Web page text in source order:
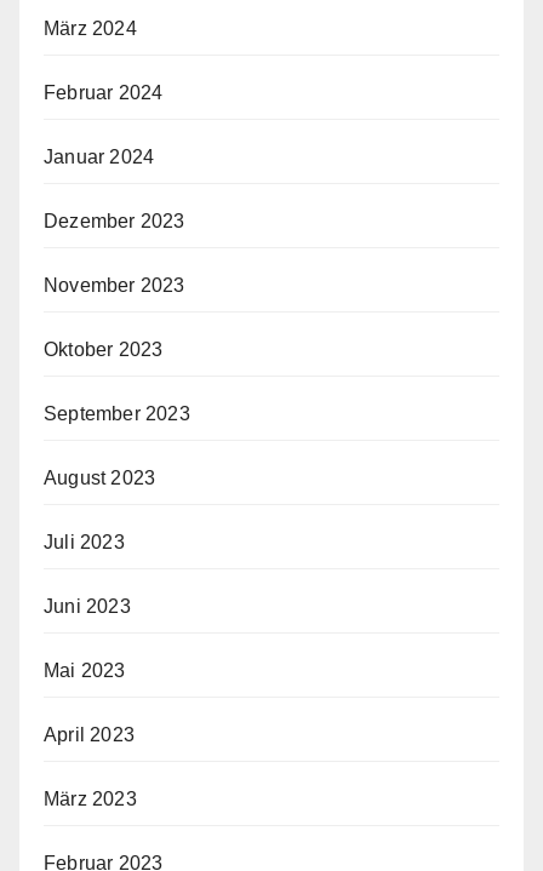
März 2024
Februar 2024
Januar 2024
Dezember 2023
November 2023
Oktober 2023
September 2023
August 2023
Juli 2023
Juni 2023
Mai 2023
April 2023
März 2023
Februar 2023